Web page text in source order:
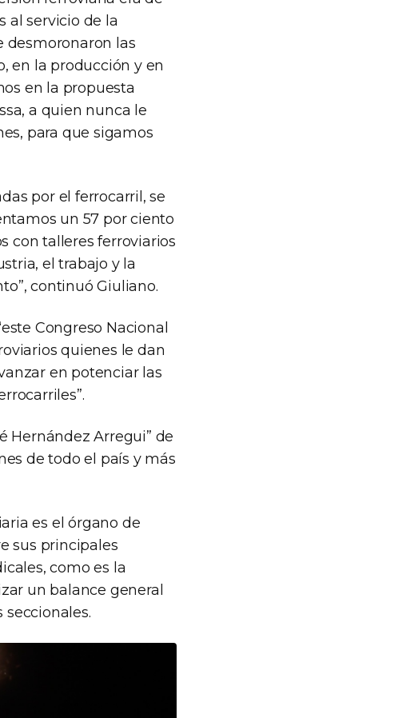
al servicio de la
desmoronaron las
en la producción y en
en la propuesta
a quien nunca le
para que sigamos
por el ferrocarril, se
un 57 por ciento
con talleres ferroviarios
el trabajo y la
continuó Giuliano.
Congreso Nacional
quienes le dan
en potenciar las
Hernández Arregui” de
de todo el país y más
es el órgano de
sus principales
como es la
un balance general